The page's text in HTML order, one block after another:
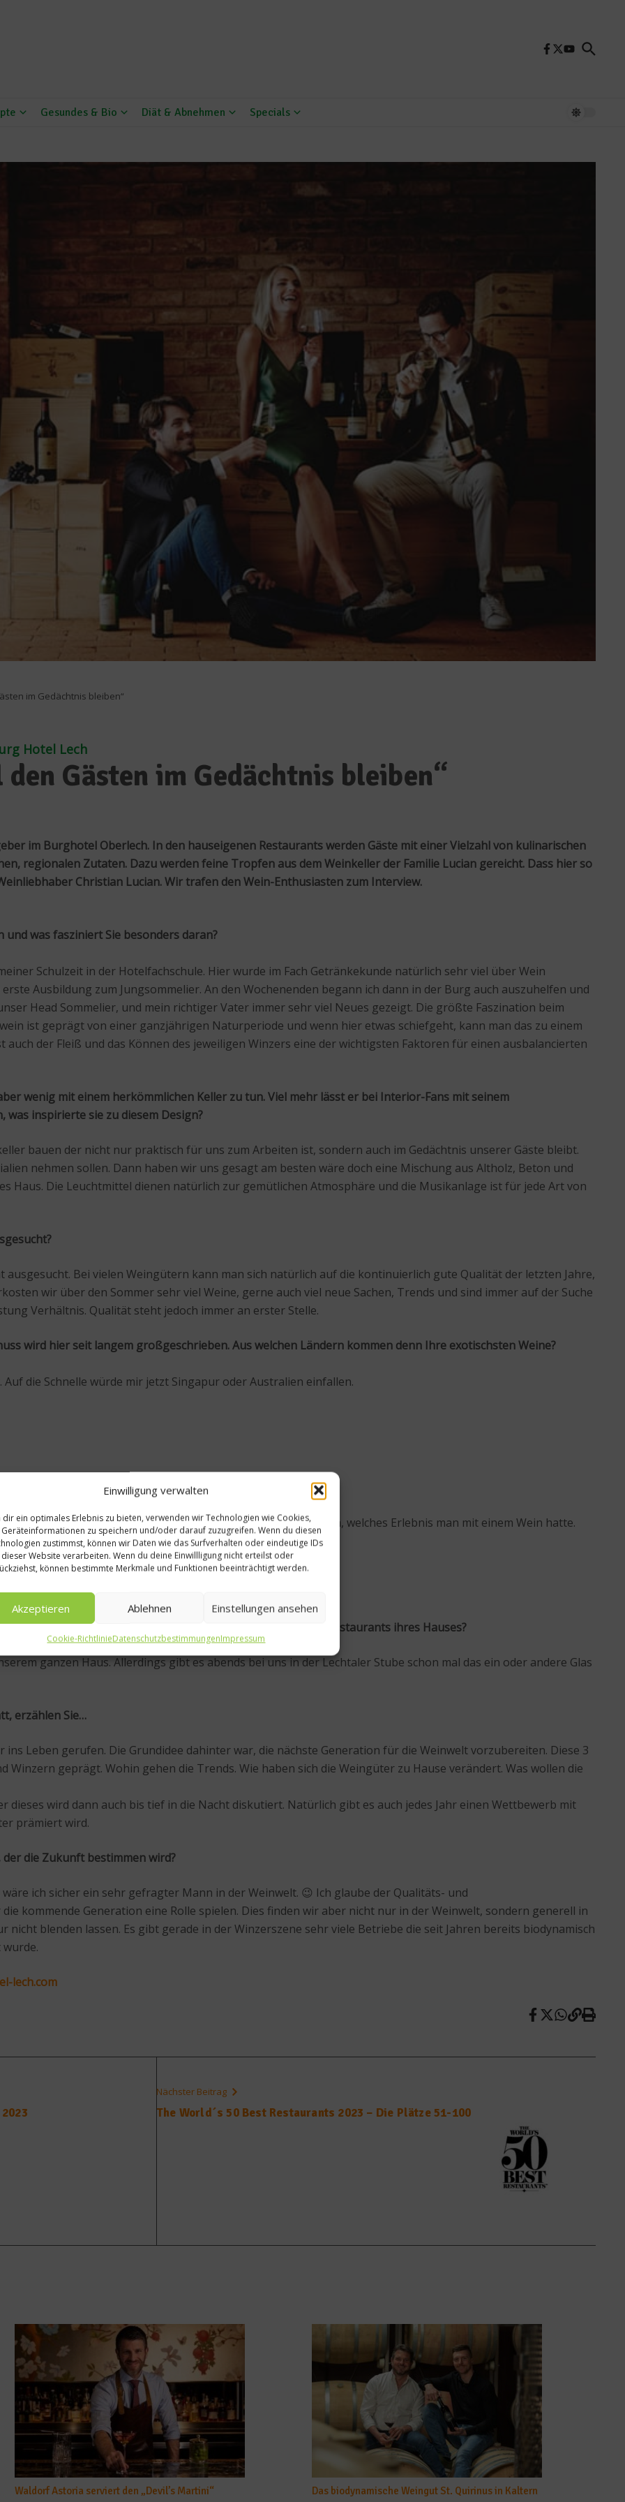
Einwilligung verwalten
dir ein optimales Erlebnis zu bieten, verwenden wir Technologien wie Cookies,
Geräteinformationen zu speichern und/oder darauf zuzugreifen. Wenn du diesen
zustimmst, können wir Daten wie das Surfverhalten oder eindeutige IDs
dieser Website verarbeiten. Wenn du deine Einwillligung nicht erteilst oder
können bestimmte Merkmale und Funktionen beeinträchtigt werden.
Akzeptieren Ablehnen Einstellungen ansehen
Cookie-RichtlinieDatenschutzbestimmungenImpressum
Gesundes & Bio Diät & Abnehmen Specials
im Gedächtnis bleiben“
Hotel Lech
Gästen im Gedächtnis bleiben“
im Burghotel Oberlech. In den hauseigenen Restaurants werden Gäste mit einer Vielzahl von kulinarischen
regionalen Zutaten. Dazu werden feine Tropfen aus dem Weinkeller der Familie Lucian gereicht. Dass hier so
Christian Lucian. Wir trafen den Wein-Enthusiasten zum Interview.
was fasziniert Sie besonders daran?
Schulzeit in der Hotelfachschule. Hier wurde im Fach Getränkekunde natürlich sehr viel über Wein
Ausbildung zum Jungsommelier. An den Wochenenden begann ich dann in der Burg auch auszuhelfen und
Head Sommelier, und mein richtiger Vater immer sehr viel Neues gezeigt. Die größte Faszination beim
ist geprägt von einer ganzjährigen Naturperiode und wenn hier etwas schiefgeht, kann man das zu einem
auch der Fleiß und das Können des jeweiligen Winzers eine der wichtigsten Faktoren für einen ausbalancierten
wenig mit einem herkömmlichen Keller zu tun. Viel mehr lässt er bei Interior-Fans mit seinem
inspirierte sie zu diesem Design?
bauen der nicht nur praktisch für uns zum Arbeiten ist, sondern auch im Gedächtnis unserer Gäste bleibt.
nehmen sollen. Dann haben wir uns gesagt am besten wäre doch eine Mischung aus Altholz, Beton und
Haus. Die Leuchtmittel dienen natürlich zur gemütlichen Atmosphäre und die Musikanlage ist für jede Art von
ausgesucht. Bei vielen Weingütern kann man sich natürlich auf die kontinuierlich gute Qualität der letzten Jahre,
wir über den Sommer sehr viel Weine, gerne auch viel neue Sachen, Trends und sind immer auf der Suche
Verhältnis. Qualität steht jedoch immer an erster Stelle.
wird hier seit langem großgeschrieben. Aus welchen Ländern kommen denn Ihre exotischsten Weine?
die Schnelle würde mir jetzt Singapur oder Australien einfallen.
denke ich, ist es für jeden unterschiedlich. Je nachdem, welches Erlebnis man mit einem Wein hatte.
Gault&Millau) andere Weine serviert, als in den restlichen Restaurants ihres Hauses?
ganzen Haus. Allerdings gibt es abends bei uns in der Lechtaler Stube schon mal das ein oder andere Glas
erzählen Sie…
Leben gerufen. Die Grundidee dahinter war, die nächste Generation für die Weinwelt vorzubereiten. Diese 3
Winzern geprägt. Wohin gehen die Trends. Wie haben sich die Weingüter zu Hause verändert. Was wollen die
dieses wird dann auch bis tief in die Nacht diskutiert. Natürlich gibt es auch jedes Jahr einen Wettbewerb mit
prämiert wird.
die Zukunft bestimmen wird?
ich sicher ein sehr gefragter Mann in der Weinwelt. 😉 Ich glaube der Qualitäts- und
kommende Generation eine Rolle spielen. Dies finden wir aber nicht nur in der Weinwelt, sondern generell in
blenden lassen. Es gibt gerade in der Winzerszene sehr viele Betriebe die seit Jahren bereits biodynamisch
lech.com
Nächster Beitrag
The World´s 50 Best Restaurants 2023 – Die Plätze 51-100
Waldorf Astoria serviert den „Devil’s Martini“ Das biodynamische Weingut St. Quirinus in Kaltern